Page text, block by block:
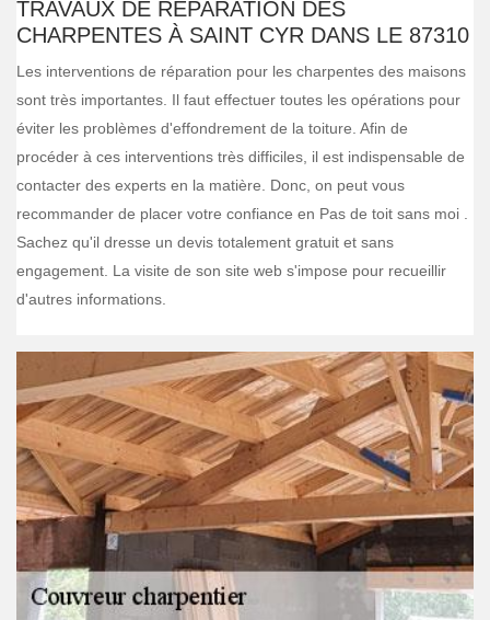
TRAVAUX DE RÉPARATION DES
CHARPENTES À SAINT CYR DANS LE 87310
Les interventions de réparation pour les charpentes des maisons
sont très importantes. Il faut effectuer toutes les opérations pour
éviter les problèmes d'effondrement de la toiture. Afin de
procéder à ces interventions très difficiles, il est indispensable de
contacter des experts en la matière. Donc, on peut vous
recommander de placer votre confiance en Pas de toit sans moi .
Sachez qu'il dresse un devis totalement gratuit et sans
engagement. La visite de son site web s'impose pour recueillir
d'autres informations.